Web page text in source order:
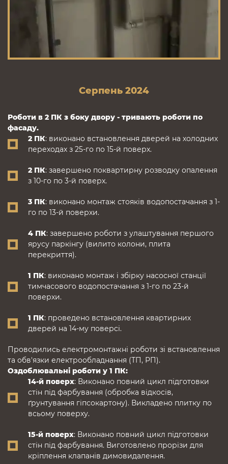
Серпень 2024
Роботи в 2 ПК з боку двору - тривають роботи по
фасаду.
2 ПК: виконано встановлення дверей на холодних
переходах з 25-го по 15-й поверх.
2 ПК: завершено поквартирну розводку опалення
з 10-го по 3-й поверх.
3 ПК: виконано монтаж стояків водопостачання з 1-
го по 13-й поверхи.
4 ПК: завершено роботи з улаштування першого
ярусу паркінгу (вилито колони, плита
перекриття).
1 ПК: виконано монтаж і збірку насосної станції
тимчасового водопостачання з 1-го по 23-й
поверхи.
1 ПК: проведено встановлення квартирних
дверей на 14-му поверсі.
Проводились електромонтажні роботи зі встановлення
та обв'язки електрообладнання (ТП, РП).
Оздоблювальні роботи у 1 ПК:
14-й поверх: Виконано повний цикл підготовки
стін під фарбування (обробка відкосів,
ґрунтування гіпсокартону). Викладено плитку по
всьому поверху.
15-й поверх: Виконано повний цикл підготовки
стін під фарбування. Виготовлено прорізи для
кріплення клапанів димовидалення.